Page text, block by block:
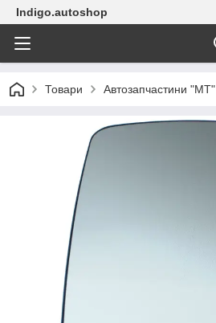
Indigo.autoshop
Товари Автозапчастини "МТ"